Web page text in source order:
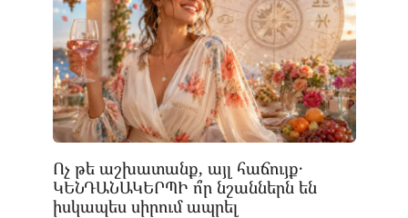
Ոչ թե աշխատանք, այլ հաճույք․
ԿԵՆԴԱՆԱԿԵՐՊԻ ո՞ր նշաններն են
իսկապես սիրում ապրել